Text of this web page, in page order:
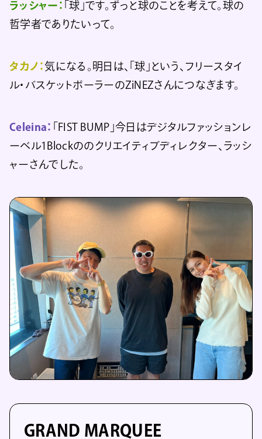
ラッシャー：
「球」です。ずっと球のことを考えて。球の
哲学者でありたいって。
タカノ： 気になる。明日は、「球」という、フリースタイ
ル・バスケットボーラーのZiNEZさんにつなぎます。
Celeina：
「FIST BUMP」今日はデジタルファッションレ
ーベル1Blockののクリエイティブディレクター、ラッシ
ャーさんでした。
GRAND MARQUEE